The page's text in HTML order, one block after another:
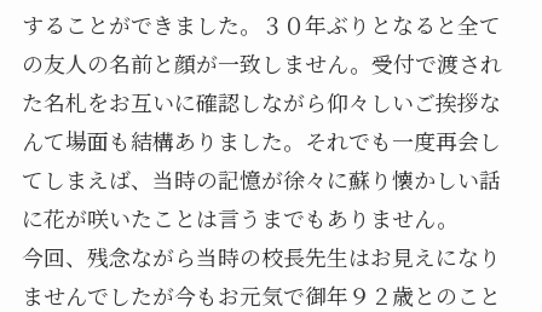
することができました。３０年ぶりとなると全て
の友人の名前と顔が一致しません。受付で渡され
た名札をお互いに確認しながら仰々しいご挨拶な
んて場面も結構ありました。それでも一度再会し
てしまえば、当時の記憶が徐々に蘇り懐かしい話
に花が咲いたことは言うまでもありません。
今回、残念ながら当時の校長先生はお見えになり
ませんでしたが今もお元気で御年９２歳とのこと